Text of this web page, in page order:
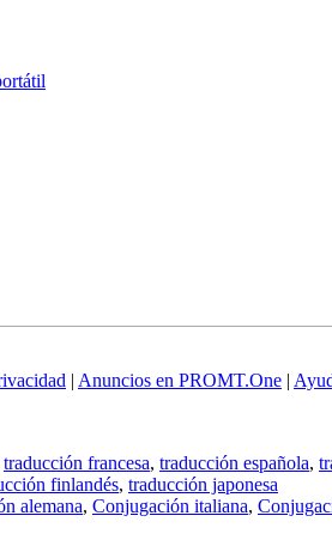
| Anuncios en PROMT.One |
traducción francesa, traducción española,
finlandés, traducción japonesa
alemana, Conjugación italiana,